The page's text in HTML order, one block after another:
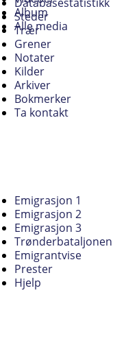
Album
Alle media
Steder
Trær
Grener
Notater
Kilder
Arkiver
Bokmerker
Ta kontakt
Emigrasjon 1
Emigrasjon 2
Emigrasjon 3
Trønderbataljonen
Emigrantvise
Prester
Hjelp